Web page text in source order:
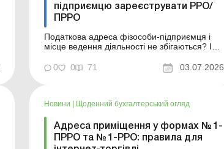
підприємцю зареєструвати РРО/
ПРРО
Податкова адреса фізособи-підприємця і
місце ведення діяльності не збігаються? Із
до якого органу ДПС подавати документи
для реєстрації РРО/ПРРО, чи потрібно
платників єдиного пода...
0 0 71 03.07.2026
Новини | Щоденний бухгалтерський огляд
Адреса приміщення у формах № 1-
ПРРО та № 1-РРО: правила для